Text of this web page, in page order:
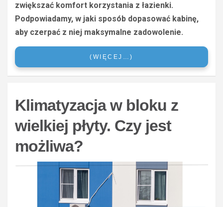
zwiększać komfort korzystania z łazienki.
Podpowiadamy, w jaki sposób dopasować kabinę,
aby czerpać z niej maksymalne zadowolenie.
(WIĘCEJ…)
Klimatyzacja w bloku z
wielkiej płyty. Czy jest
możliwa?